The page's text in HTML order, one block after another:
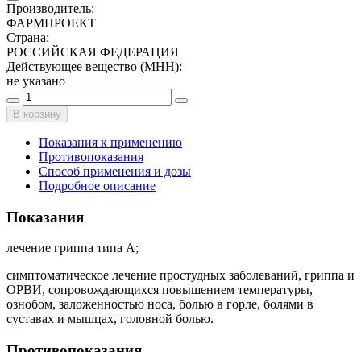
Производитель:
ФАРМПРОЕКТ
Страна:
РОССИЙСКАЯ ФЕДЕРАЦИЯ
Действующее вещество (МНН):
не указано
В корзину
Показания к применению
Противопоказания
Способ применения и дозы
Подробное описание
Показания
лечение гриппа типа А;
симптоматическое лечение простудных заболеваний, гриппа и
ОРВИ, сопровождающихся повышением температуры,
ознобом, заложенностью носа, болью в горле, болями в
суставах и мышцах, головной болью.